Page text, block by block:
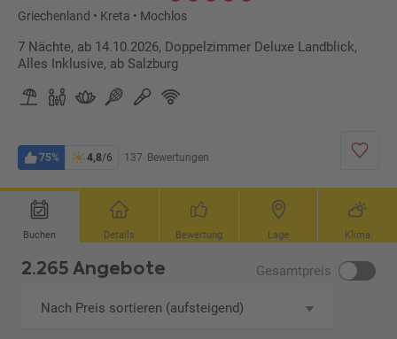
Griechenland • Kreta • Mochlos
7 Nächte, ab 14.10.2026, Doppelzimmer Deluxe Landblick,
Alles Inklusive, ab Salzburg
75% 4,8/6 137 Bewertungen
Buchen Details Bewertung Lage Klima
2.265 Angebote Gesamtpreis
Nach Preis sortieren (aufsteigend)